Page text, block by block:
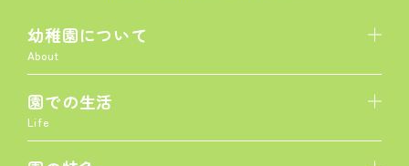
幼稚園について
About
園での生活
Life